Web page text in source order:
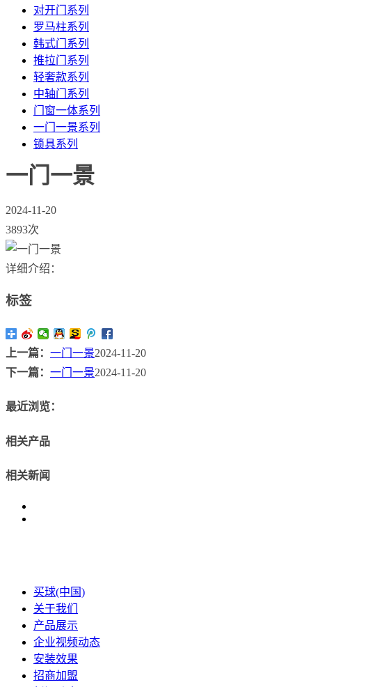
对开门系列
罗马柱系列
韩式门系列
推拉门系列
轻奢款系列
中轴门系列
门窗一体系列
一门一景系列
锁具系列
一门一景
2024-11-20
3893次
详细介绍：
标签
上一篇： 一门一景2024-11-20
下一篇： 一门一景2024-11-20
最近浏览：
相关产品
相关新闻
买球(中国)
关于我们
产品展示
企业视频动态
安装效果
招商加盟